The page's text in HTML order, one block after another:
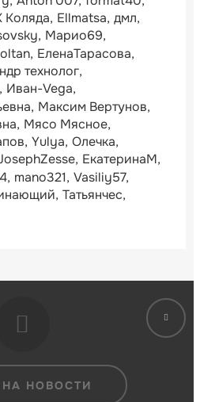
Коляда Ellmatsa дмл
Марио69
ЕленаТарасова
технолог
Иван-Vega
Максим Вертунов
Мясо Мясное
Yulya Олечка
ЕкатеринаМ
mano321 Vasiliy57
Татьянчес
НОВОСТИ